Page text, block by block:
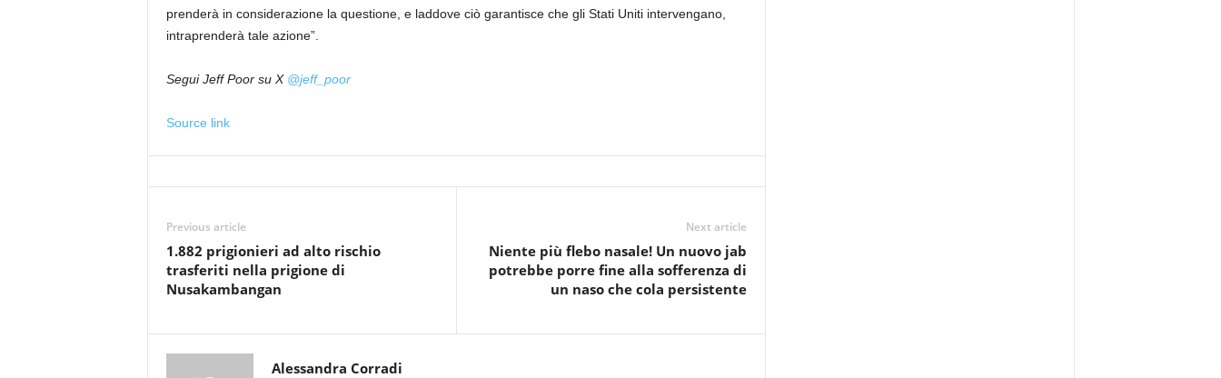
prenderà in considerazione la questione, e laddove ciò garantisce che gli Stati Uniti intervengano,
intraprenderà tale azione”.
Segui Jeff Poor su X @jeff_poor
Source link
Previous article
1.882 prigionieri ad alto rischio
trasferiti nella prigione di
Nusakambangan
Next article
Niente più flebo nasale! Un nuovo jab
potrebbe porre fine alla sofferenza di
un naso che cola persistente
Alessandra Corradi